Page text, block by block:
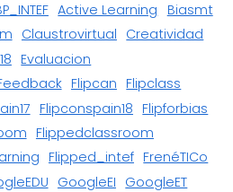
Active Learning
Biasmt
Claustrovirtual Creatividad
Evaluacion
Flipcan Flipclass
Flipconspain18 Flipforbias
Flippedclassroom
Flipped_intef FrenéTICo
GoogleEI GoogleET